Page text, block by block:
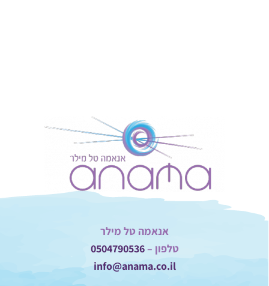
אנאמה טל מילר
טלפון –0504790536
info@anama.co.il